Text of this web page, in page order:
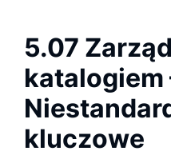
5.07
katalogiem
kluczowe